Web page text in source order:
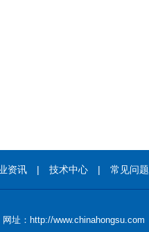
资讯 | 技术中心 | 常见问题
：http://www.chinahongsu.com